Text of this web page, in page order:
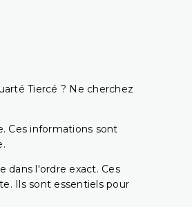
Tiercé ? Ne cherchez
Ces informations sont
dans l'ordre exact. Ces
Ils sont essentiels pour